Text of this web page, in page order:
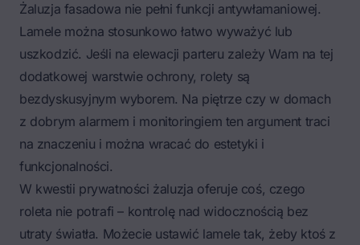
Żaluzja fasadowa nie pełni funkcji antywłamaniowej.
Lamele można stosunkowo łatwo wyważyć lub
uszkodzić. Jeśli na elewacji parteru zależy Wam na tej
dodatkowej warstwie ochrony, rolety są
bezdyskusyjnym wyborem. Na piętrze czy w domach
z dobrym alarmem i monitoringiem ten argument traci
na znaczeniu i można wracać do estetyki i
funkcjonalności.
W kwestii prywatności żaluzja oferuje coś, czego
roleta nie potrafi – kontrolę nad widocznością bez
utraty światła. Możecie ustawić lamele tak, żeby ktoś z